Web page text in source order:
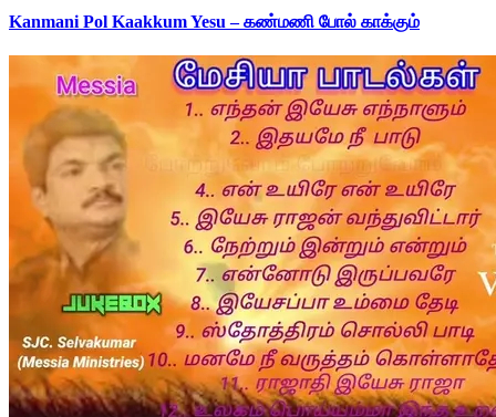
Kanmani Pol Kaakkum Yesu – கண்மணி போல் காக்கும்